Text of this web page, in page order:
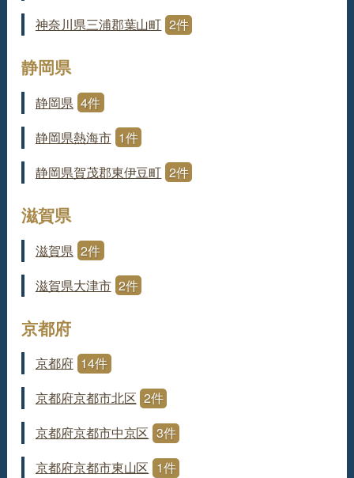
神奈川県三浦郡葉山町 2件
静岡県
静岡県 4件
静岡県熱海市 1件
静岡県賀茂郡東伊豆町 2件
滋賀県
滋賀県 2件
滋賀県大津市 2件
京都府
京都府 14件
京都府京都市北区 2件
京都府京都市中京区 3件
京都府京都市東山区 1件